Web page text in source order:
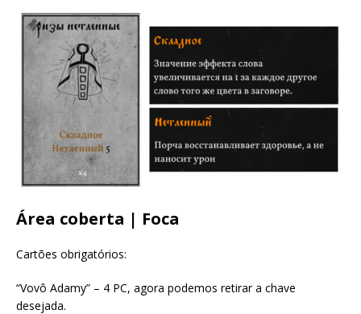
Área coberta | Foca
Cartões obrigatórios:
“Vovô Adamy” – 4 PC, agora podemos retirar a chave
desejada.